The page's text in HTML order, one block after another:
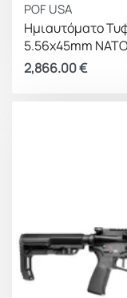
POF USA
Ημιαυτόματο
5.56x45mm
2,866.00€